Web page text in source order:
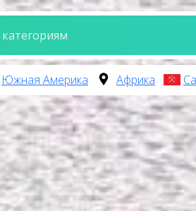
Южная Америка Африка